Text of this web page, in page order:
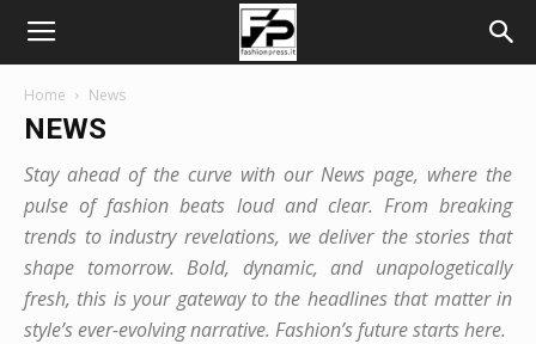
Home News
NEWS
Stay ahead of the curve with our News page, where the
pulse of fashion beats loud and clear. From breaking
trends to industry revelations, we deliver the stories that
shape tomorrow. Bold, dynamic, and unapologetically
fresh, this is your gateway to the headlines that matter in
style’s ever-evolving narrative. Fashion’s future starts here.